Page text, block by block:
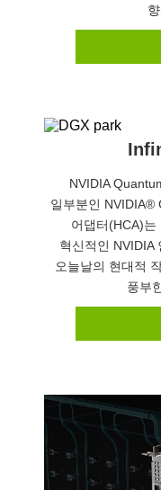
NVIDIA
일부분인 NVIDIA®
어댑터(HCA)는
혁신적인 NVIDIA
오늘날의 현대적
풍부